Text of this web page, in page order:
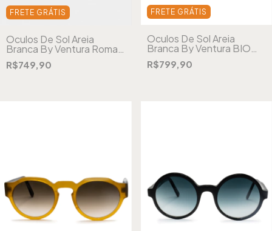
FRETE GRÁTIS
Óculos De Sol Areia
Branca By Ventura Roma
Tartaruga Verde
R$749,90
FRETE GRÁTIS
Óculos De Sol Areia
Branca By Ventura BIO
Zurique Tartaruga
R$799,90